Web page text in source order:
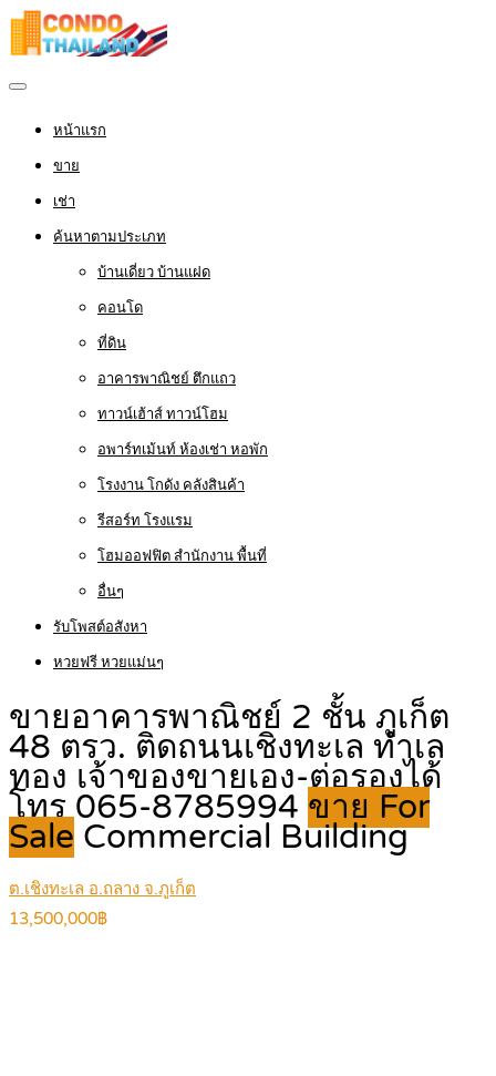
หน้าแรก
ขาย
เช่า
ค้นหาตามประเภท
บ้านเดี่ยว บ้านแฝด
คอนโด
ที่ดิน
อาคารพาณิชย์ ตึกแถว
ทาวน์เฮ้าส์ ทาวน์โฮม
อพาร์ทเม้นท์ ห้องเช่า หอพัก
โรงงาน โกดัง คลังสินค้า
รีสอร์ท โรงแรม
โฮมออฟฟิต สำนักงาน พื้นที่
อื่นๆ
รับโพสต์อสังหา
หวยฟรี หวยแม่นๆ
ขายอาคารพาณิชย์ 2 ชั้น ภูเก็ต
48 ตรว. ติดถนนเชิงทะเล ทำเล
ทอง เจ้าของขายเอง-ต่อรองได้
โทร 065-8785994 ขาย For
Sale Commercial Building
ต.เชิงทะเล อ.ถลาง จ.ภูเก็ต
13,500,000฿